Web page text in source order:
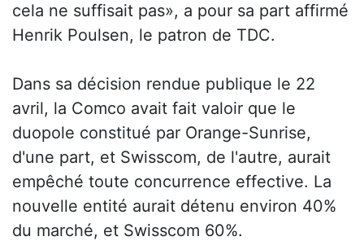
cela ne suffisait pas», a pour sa part affirmé
Henrik Poulsen, le patron de TDC.
Dans sa décision rendue publique le 22
avril, la Comco avait fait valoir que le
duopole constitué par Orange-Sunrise,
d'une part, et Swisscom, de l'autre, aurait
empêché toute concurrence effective. La
nouvelle entité aurait détenu environ 40%
du marché, et Swisscom 60%.